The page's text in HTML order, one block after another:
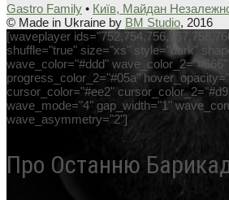
Gastro Family • Київ, Майдан
© Made in Ukraine by BM Studio, 2016
[waveplayer
shuffle="true" size="xs" style="dark"
wave_color="#ddd"
progress_color_2="#05a"
cursor_color="#ee2"
wave_mode="4" gap_width="1"
wave_asymmetry="2"]
Про Останню